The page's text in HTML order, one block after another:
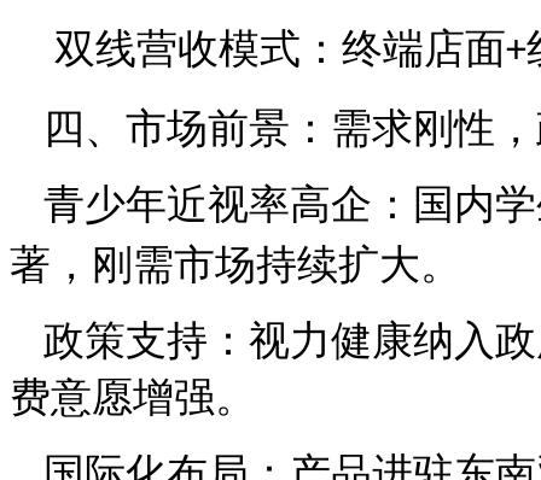
双线营收模式：终端店面+
四、市场前景：需求刚性
青少年近视率高企：国内
著，刚需市场持续扩大。
政策支持：视力健康纳入
费意愿增强。